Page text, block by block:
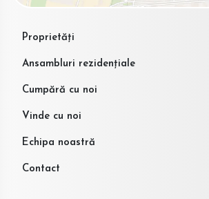
Proprietăți
Ansambluri rezidențiale
Cumpără cu noi
Vinde cu noi
Echipa noastră
Contact